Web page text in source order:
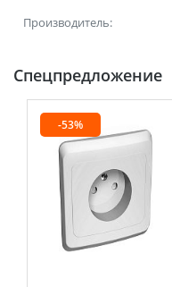
Производитель:
Спецпредложение
-53%